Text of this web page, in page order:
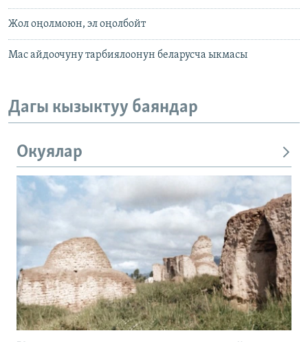
Жол оңолмоюн, эл оңолбойт
Мас айдоочуну тарбиялоонун беларусча ыкмасы
Дагы кызыктуу баяндар
Окуялар